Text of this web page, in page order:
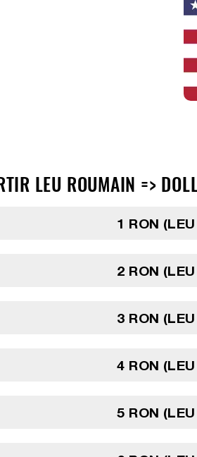
LEU ROUMAIN =>
1 RON
2 RON
3 RON
4 RON
5 RON